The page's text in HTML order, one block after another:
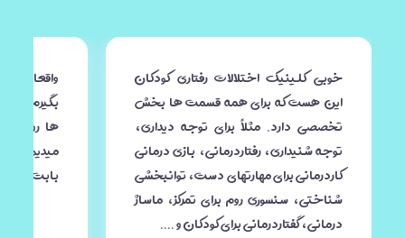
خوبی کلینیک اختلالات رفتاری کودکان
این هست که برای همه قسمت ها بخش
تخصصی دارد. مثلاً برای توجه دیداری،
توجه شنیداری، رفتاردرمانی، بازی درمانی
کاردرمانی برای مهارتهای دست، توانبخشی
شناختی، سنسوری روم برای تمرکز، ماساژ
درمانی، گفتاردرمانی برای کودکان و ....
واقعا
بگیرم تا
ها رو
میدیم ،
بابت